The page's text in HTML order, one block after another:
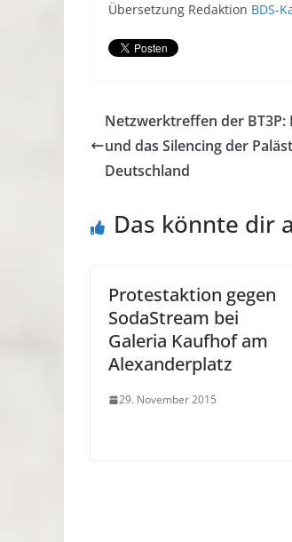
Übersetzung Redaktion BDS-
Netzwerktreffen der BT3P:
und das Silencing der
Deutschland
Das könnte dir
Protestaktion gegen
SodaStream bei
Galeria Kaufhof am
Alexanderplatz
29. November 2015